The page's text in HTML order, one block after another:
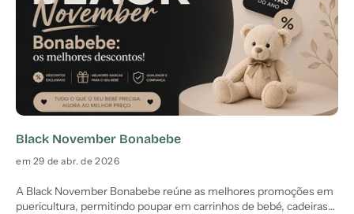
Black November Bonabebe
em 29 de abr. de 2026
A Black November Bonabebe reúne as melhores promoções em
puericultura, permitindo poupar em carrinhos de bebé, cadeiras